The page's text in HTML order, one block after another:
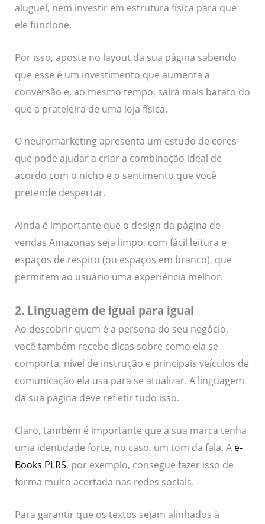
aluguel, nem investir em estrutura física para que
ele funcione.
Por isso, aposte no layout da sua página sabendo
que esse é um investimento que aumenta a
conversão e, ao mesmo tempo, sairá mais barato do
que a prateleira de uma loja física.
O neuromarketing apresenta um estudo de cores
que pode ajudar a criar a combinação ideal de
acordo com o nicho e o sentimento que você
pretende despertar.
Ainda é importante que o design da página de
vendas Amazonas seja limpo, com fácil leitura e
espaços de respiro (ou espaços em branco), que
permitem ao usuário uma experiência melhor.
2. Linguagem de igual para igual
Ao descobrir quem é a persona do seu negócio,
você também recebe dicas sobre como ela se
comporta, nível de instrução e principais veículos de
comunicação ela usa para se atualizar. A linguagem
da sua página deve refletir tudo isso.
Claro, também é importante que a sua marca tenha
uma identidade forte, no caso, um tom da fala. A e-
Books PLRS, por exemplo, consegue fazer isso de
forma muito acertada nas redes sociais.
Para garantir que os textos sejam alinhados à